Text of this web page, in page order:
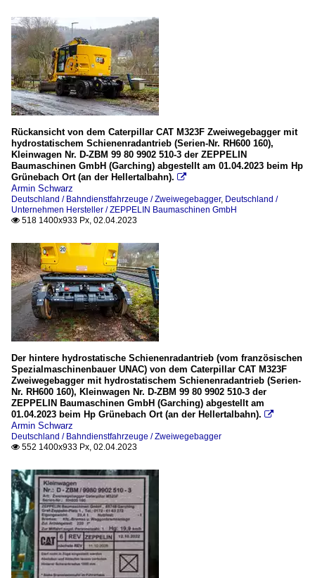
Rückansicht von dem Caterpillar CAT M323F Zweiwegebagger mit
hydrostatischem Schienenradantrieb (Serien-Nr. RH600 160),
Kleinwagen Nr. D-ZBM 99 80 9902 510-3 der ZEPPELIN
Baumaschinen GmbH (Garching) abgestellt am 01.04.2023 beim Hp
Grünebach Ort (an der Hellertalbahn). 
Armin Schwarz
Deutschland / Bahndienstfahrzeuge / Zweiwegebagger, Deutschland /
Unternehmen Hersteller / ZEPPELIN Baumaschinen GmbH
 518 1400x933 Px, 02.04.2023
Der hintere hydrostatische Schienenradantrieb (vom französischen
Spezialmaschinenbauer UNAC) von dem Caterpillar CAT M323F
Zweiwegebagger mit hydrostatischem Schienenradantrieb (Serien-
Nr. RH600 160), Kleinwagen Nr. D-ZBM 99 80 9902 510-3 der
ZEPPELIN Baumaschinen GmbH (Garching) abgestellt am
01.04.2023 beim Hp Grünebach Ort (an der Hellertalbahn). 
Armin Schwarz
Deutschland / Bahndienstfahrzeuge / Zweiwegebagger
 552 1400x933 Px, 02.04.2023